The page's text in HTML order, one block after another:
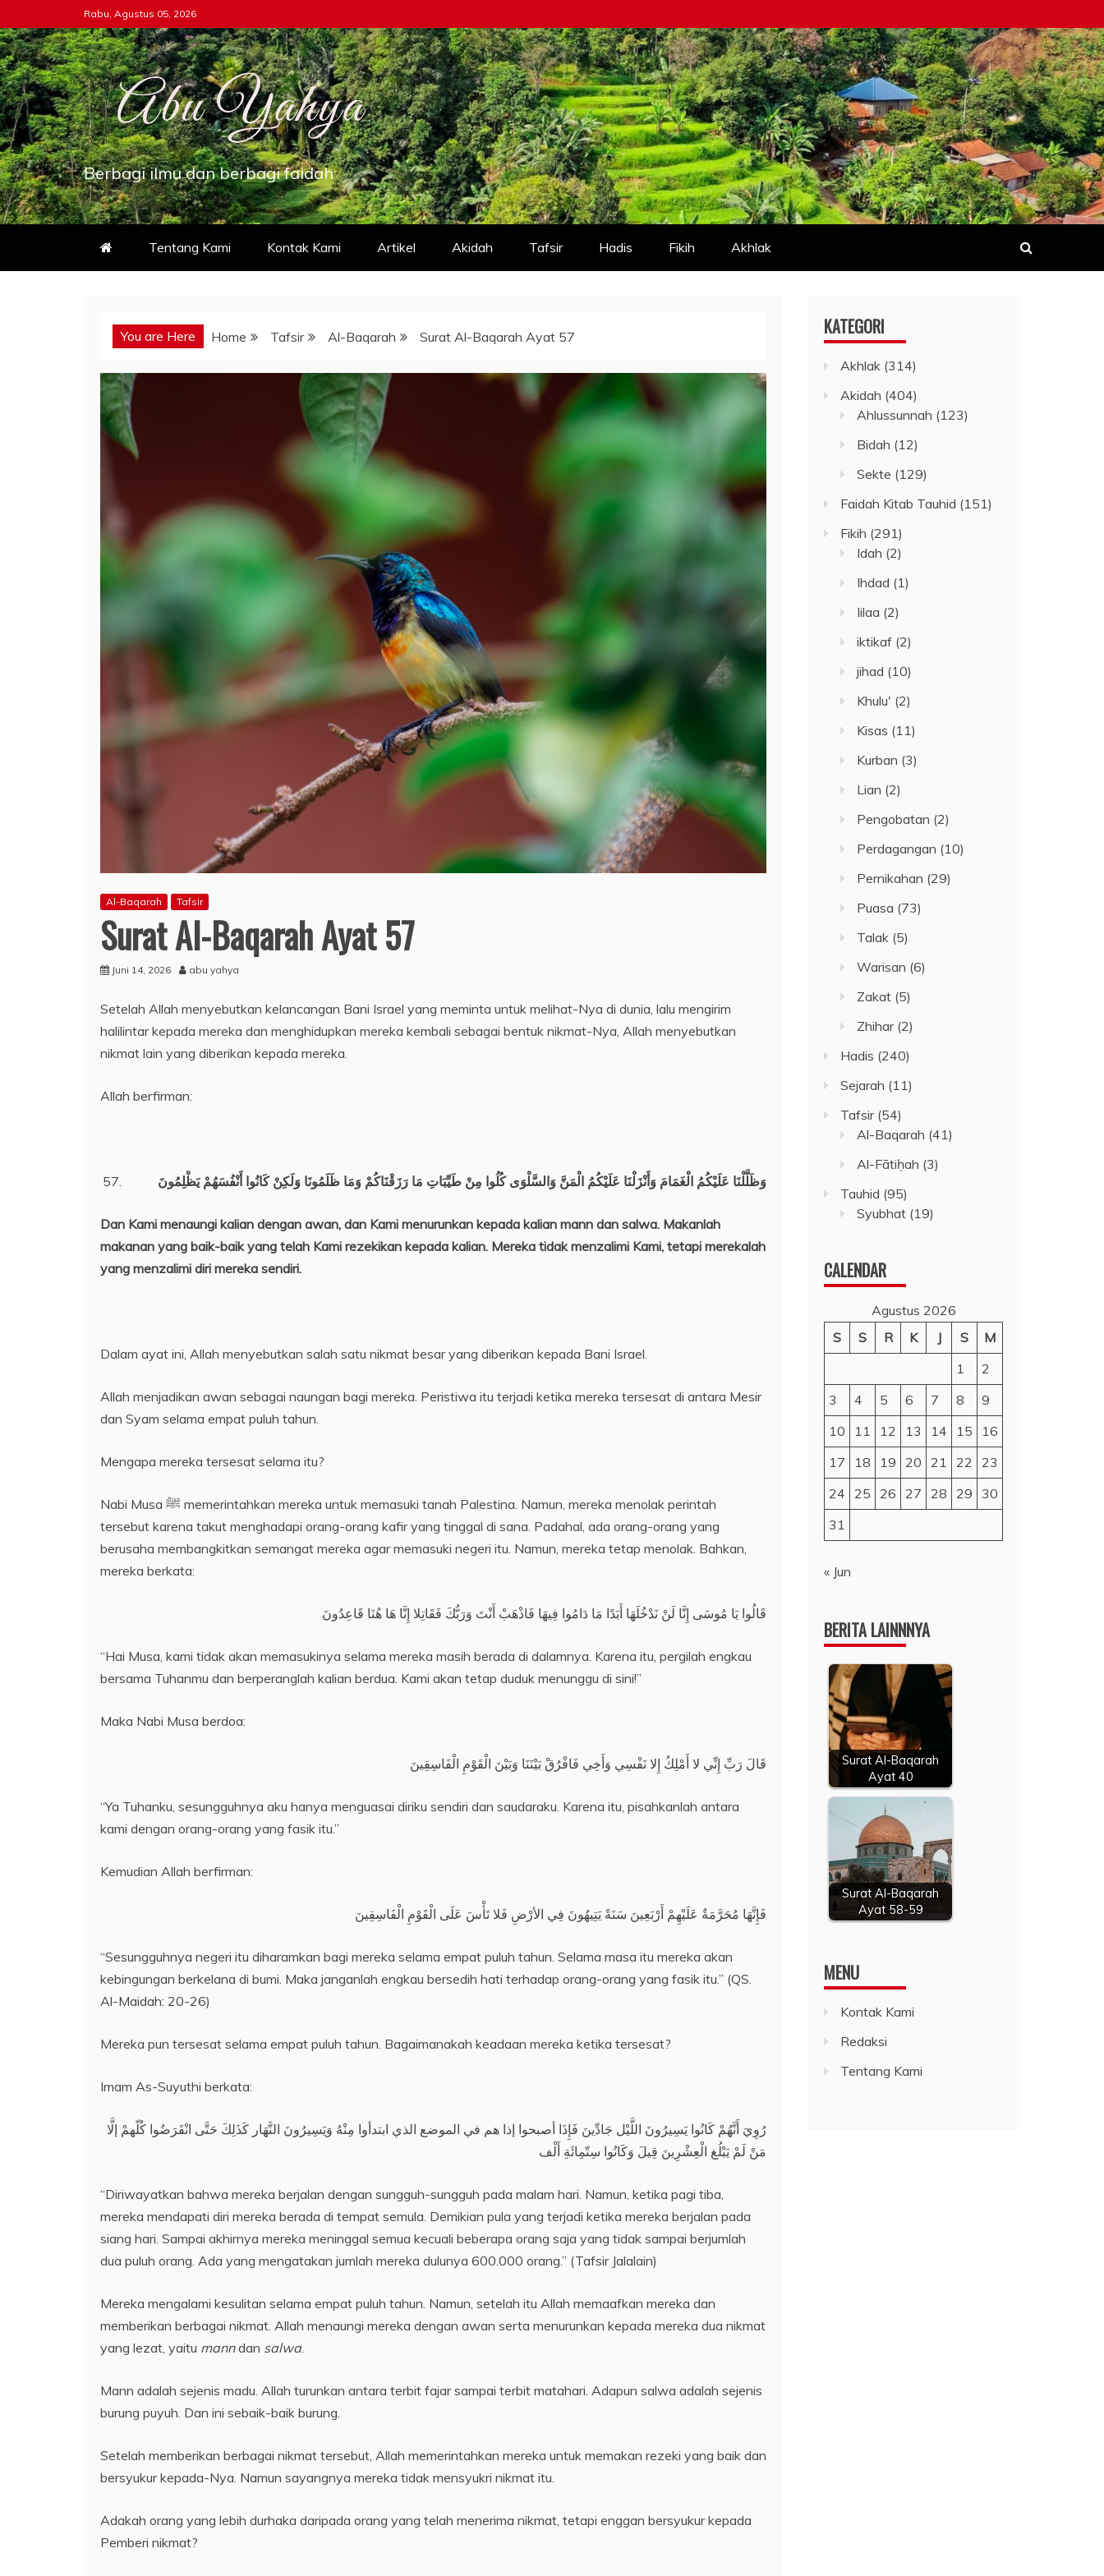
to
content
Rabu, Agustus 05, 2026
Berbagi ilmu dan berbagi faidah
Tentang Kami Kontak Kami Artikel Akidah Tafsir Hadis Fikih Akhlak
You are Here Home Tafsir Al-Baqarah Surat Al-Baqarah Ayat 57
Al-Baqarah Tafsir
Surat Al-Baqarah Ayat 57
Juni 14, 2026 abu yahya
Setelah Allah menyebutkan kelancangan Bani Israel yang meminta untuk melihat-Nya di dunia, lalu mengirim
halilintar kepada mereka dan menghidupkan mereka kembali sebagai bentuk nikmat-Nya, Allah menyebutkan
nikmat lain yang diberikan kepada mereka.
Allah berfirman:
وَظَلَّلْنَا عَلَيْكُمُ الْغَمَامَ وَأَنْزَلْنَا عَلَيْكُمُ الْمَنَّ وَالسَّلْوَى كُلُوا مِنْ طَيِّبَاتِ مَا رَزَقْنَاكُمْ وَمَا ظَلَمُونَا وَلَكِنْ كَانُوا أَنْفُسَهُمْ يَظْلِمُونَ
Dan Kami menaungi kalian dengan awan, dan Kami menurunkan kepada kalian mann dan salwa. Makanlah
makanan yang baik-baik yang telah Kami rezekikan kepada kalian. Mereka tidak menzalimi Kami, tetapi merekalah
yang menzalimi diri mereka sendiri.
Dalam ayat ini, Allah menyebutkan salah satu nikmat besar yang diberikan kepada Bani Israel.
Allah menjadikan awan sebagai naungan bagi mereka. Peristiwa itu terjadi ketika mereka tersesat di antara Mesir
dan Syam selama empat puluh tahun.
Mengapa mereka tersesat selama itu?
Nabi Musa ﷺ memerintahkan mereka untuk memasuki tanah Palestina. Namun, mereka menolak perintah
tersebut karena takut menghadapi orang-orang kafir yang tinggal di sana. Padahal, ada orang-orang yang
berusaha membangkitkan semangat mereka agar memasuki negeri itu. Namun, mereka tetap menolak. Bahkan,
mereka berkata:
قَالُوا يَا مُوسَى إِنَّا لَنْ نَدْخُلَهَا أَبَدًا مَا دَامُوا فِيهَا فَاذْهَبْ أَنْتَ وَرَبُّكَ فَقَاتِلا إِنَّا هَا هُنَا قَاعِدُونَ
“Hai Musa, kami tidak akan memasukinya selama mereka masih berada di dalamnya. Karena itu, pergilah engkau
bersama Tuhanmu dan berperanglah kalian berdua. Kami akan tetap duduk menunggu di sini!”
Maka Nabi Musa berdoa:
قَالَ رَبِّ إِنِّي لا أَمْلِكُ إِلا نَفْسِي وَأَخِي فَافْرُقْ بَيْنَنَا وَبَيْنَ الْقَوْمِ الْفَاسِقِينَ
“Ya Tuhanku, sesungguhnya aku hanya menguasai diriku sendiri dan saudaraku. Karena itu, pisahkanlah antara
kami dengan orang-orang yang fasik itu.”
Kemudian Allah berfirman:
فَإِنَّهَا مُحَرَّمَةٌ عَلَيْهِمْ أَرْبَعِينَ سَنَةً يَتِيهُونَ فِي الأرْضِ فَلا تَأْسَ عَلَى الْقَوْمِ الْفَاسِقِينَ
“Sesungguhnya negeri itu diharamkan bagi mereka selama empat puluh tahun. Selama masa itu mereka akan
kebingungan berkelana di bumi. Maka janganlah engkau bersedih hati terhadap orang-orang yang fasik itu.” (QS.
Al-Maidah: 20-26)
Mereka pun tersesat selama empat puluh tahun. Bagaimanakah keadaan mereka ketika tersesat?
Imam As-Suyuthi berkata:
رُوِيَ أَنَّهُمْ كَانُوا يَسِيرُونَ اللَّيْل جَادِّينَ فَإِذَا أصبحوا إذا هم في الموضع الذي ابتدأوا مِنْهُ وَيَسِيرُونَ النَّهَار كَذَلِكَ حَتَّى انْقَرَضُوا كُلّهمْ إلَّا
مَنْ لَمْ يَبْلُغ الْعِشْرِينَ قِيلَ وَكَانُوا سِتّمِائَةِ أَلْف
“Diriwayatkan bahwa mereka berjalan dengan sungguh-sungguh pada malam hari. Namun, ketika pagi tiba,
mereka mendapati diri mereka berada di tempat semula. Demikian pula yang terjadi ketika mereka berjalan pada
siang hari. Sampai akhirnya mereka meninggal semua kecuali beberapa orang saja yang tidak sampai berjumlah
dua puluh orang. Ada yang mengatakan jumlah mereka dulunya 600.000 orang.” (Tafsir Jalalain)
Mereka mengalami kesulitan selama empat puluh tahun. Namun, setelah itu Allah memaafkan mereka dan
memberikan berbagai nikmat. Allah menaungi mereka dengan awan serta menurunkan kepada mereka dua nikmat
yang lezat, yaitu manndan salwa.
Mann adalah sejenis madu. Allah turunkan antara terbit fajar sampai terbit matahari. Adapun salwa adalah sejenis
burung puyuh. Dan ini sebaik-baik burung.
Setelah memberikan berbagai nikmat tersebut, Allah memerintahkan mereka untuk memakan rezeki yang baik dan
bersyukur kepada-Nya. Namun sayangnya mereka tidak mensyukri nikmat itu.
Adakah orang yang lebih durhaka daripada orang yang telah menerima nikmat, tetapi enggan bersyukur kepada
Pemberi nikmat?
KATEGORI
Akhlak (314)
Akidah (404)
Ahlussunnah (123)
Bidah (12)
Sekte (129)
Faidah Kitab Tauhid (151)
Fikih (291)
Idah (2)
Ihdad (1)
Iilaa (2)
iktikaf (2)
jihad (10)
Khulu' (2)
Kisas (11)
Kurban (3)
Lian (2)
Pengobatan (2)
Perdagangan (10)
Pernikahan (29)
Puasa (73)
Talak (5)
Warisan (6)
Zakat (5)
Zhihar(2)
Hadis (240)
Sejarah (11)
Tafsir(54)
Al-Baqarah (41)
Al-Fātiḥah (3)
Tauhid (95)
Syubhat (19)
CALENDAR
Agustus 2026
S
S R K J S
M
1
2
3
4 5 6 7 8
9
10
11 12 13 14 15
16
17
18 19 20 21 22
23
24
25 26 27 28 29
30
31
« Jun
BERITA LAINNNYA
Surat Al-Baqarah
Ayat 40
Surat Al-Baqarah
Ayat 58-59
MENU
Kontak Kami
Redaksi
Tentang Kami